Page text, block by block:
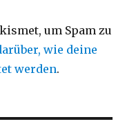
um Spam zu
wie deine
werden.